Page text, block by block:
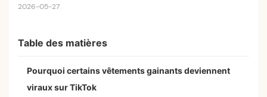
2026-05-27
Table des matières
Pourquoi certains vêtements gainants deviennent
viraux sur TikTok